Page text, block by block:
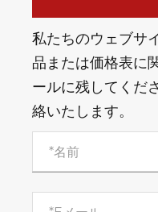
私たちのウェブサ
品または価格表に
ールに残してくだ
絡いたします。